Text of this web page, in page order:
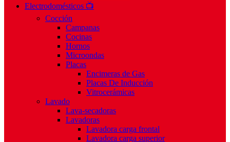
Electrodomésticos 📺
Cocción
Campanas
Cocinas
Hornos
Microondas
Placas
Encimeras de Gas
Placas De Inducción
Vitrocerámicas
Lavado
Lava-secadoras
Lavadoras
Lavadora carga frontal
Lavadora carga superior